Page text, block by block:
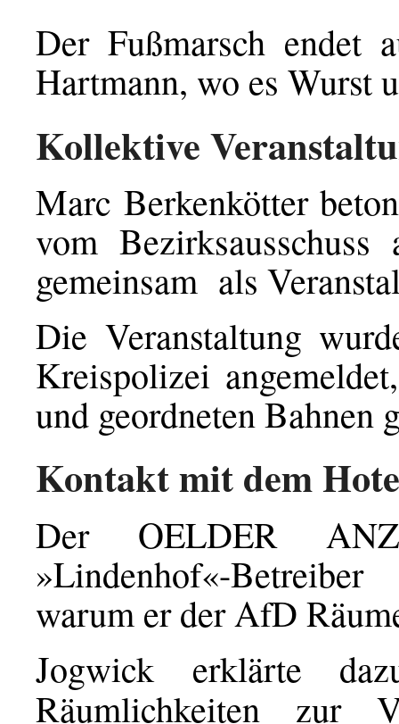
Der Fußmarsch endet
Hartmann, wo es Wurst
Kollektive
Marc Berkenkötter
vom
gemeinsam als
Die Veranstaltung
Kreispolizei
und geordneten Bahnen
Kontakt mit dem
Der OELDER
»Lindenhof«-
warum er der AfD
Jogwick erklärte
Räumlichkeiten zur